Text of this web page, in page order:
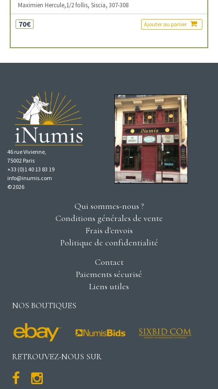
Maximien Hercule,1/2 follis, Siscia, 307-308
70€ Ajouter au panier
46 rue Vivienne,
75002 Paris
+33 (0)1 40 13 83 19
info@inumis.com
© 2026
Qui sommes-nous ?
Conditions générales de vente
Frais d'envois
Politique de confidentialité
Contact
Paiements sécurisé
Liens utiles
NOS BOUTIQUES
RETROUVEZ-NOUS SUR